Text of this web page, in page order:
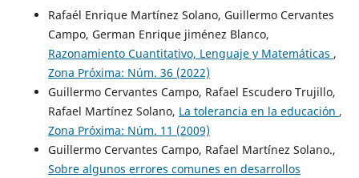
Rafaél Enrique Martínez Solano, Guillermo Cervantes
Campo, German Enrique jiménez Blanco,
Razonamiento Cuantitativo, Lenguaje y Matemáticas ,
Zona Próxima: Núm. 36 (2022)
Guillermo Cervantes Campo, Rafael Escudero Trujillo,
Rafael Martínez Solano, La tolerancia en la educación ,
Zona Próxima: Núm. 11 (2009)
Guillermo Cervantes Campo, Rafael Martínez Solano.,
Sobre algunos errores comunes en desarrollos